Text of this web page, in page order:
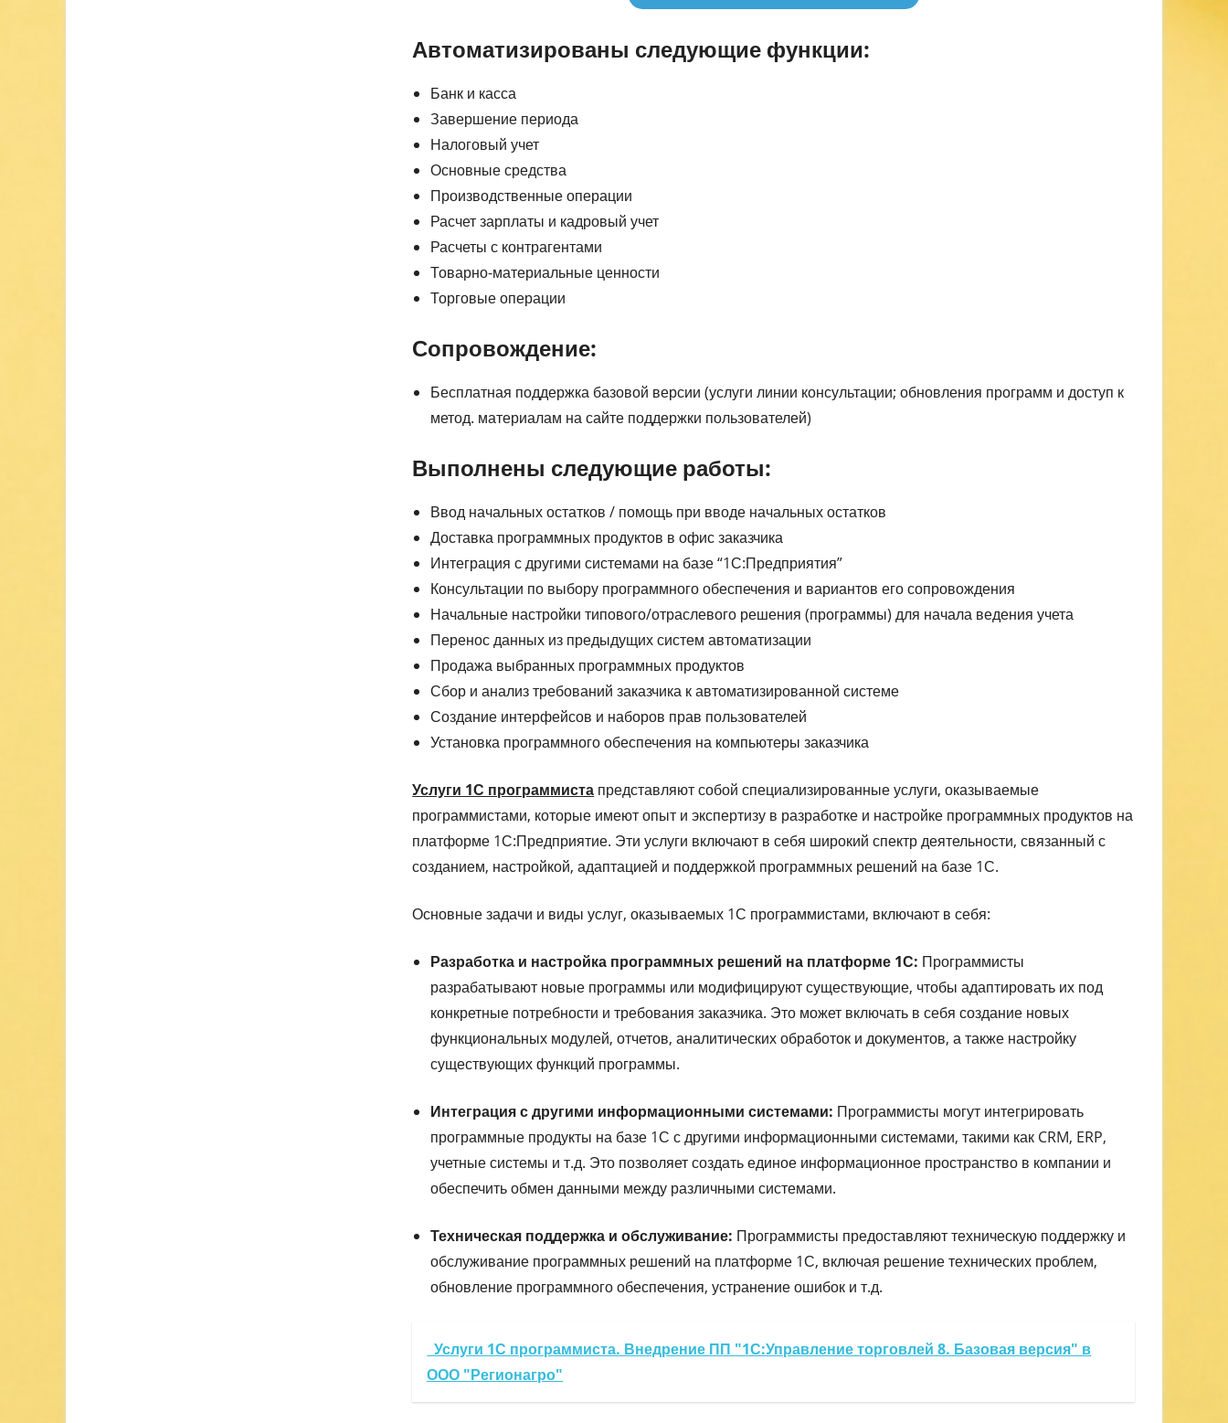
Автоматизированы следующие функции:
Банк и касса
Завершение периода
Налоговый учет
Основные средства
Производственные операции
Расчет зарплаты и кадровый учет
Расчеты с контрагентами
Товарно-материальные ценности
Торговые операции
Сопровождение:
Бесплатная поддержка базовой версии (услуги линии консультации; обновления программ и доступ к
метод. материалам на сайте поддержки пользователей)
Выполнены следующие работы:
Ввод начальных остатков / помощь при вводе начальных остатков
Доставка программных продуктов в офис заказчика
Интеграция с другими системами на базе “1С:Предприятия”
Консультации по выбору программного обеспечения и вариантов его сопровождения
Начальные настройки типового/отраслевого решения (программы) для начала ведения учета
Перенос данных из предыдущих систем автоматизации
Продажа выбранных программных продуктов
Сбор и анализ требований заказчика к автоматизированной системе
Создание интерфейсов и наборов прав пользователей
Установка программного обеспечения на компьютеры заказчика
Услуги 1С программиста представляют собой специализированные услуги, оказываемые
программистами, которые имеют опыт и экспертизу в разработке и настройке программных продуктов на
платформе 1С:Предприятие. Эти услуги включают в себя широкий спектр деятельности, связанный с
созданием, настройкой, адаптацией и поддержкой программных решений на базе 1С.
Основные задачи и виды услуг, оказываемых 1С программистами, включают в себя:
Разработка и настройка программных решений на платформе 1С: Программисты
разрабатывают новые программы или модифицируют существующие, чтобы адаптировать их под
конкретные потребности и требования заказчика. Это может включать в себя создание новых
функциональных модулей, отчетов, аналитических обработок и документов, а также настройку
существующих функций программы.
Интеграция с другими информационными системами: Программисты могут интегрировать
программные продукты на базе 1С с другими информационными системами, такими как CRM, ERP,
учетные системы и т.д. Это позволяет создать единое информационное пространство в компании и
обеспечить обмен данными между различными системами.
Техническая поддержка и обслуживание: Программисты предоставляют техническую поддержку и
обслуживание программных решений на платформе 1С, включая решение технических проблем,
обновление программного обеспечения, устранение ошибок и т.д.
Услуги 1С программиста. Внедрение ПП "1С:Управление торговлей 8. Базовая версия" в
ООО "Регионагро"